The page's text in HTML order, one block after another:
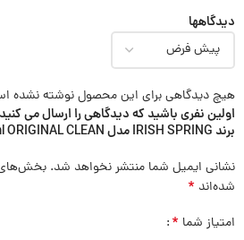
دیدگاهها
هیچ دیدگاهی برای این محصول نوشته نشده
اولین نفری باشید که دیدگاهی را ارسال می
برند IRISH SPRING مدل 591ml ORIGINAL CLEAN”
نشانی ایمیل شما منتشر نخواهد شد. بخش‌های
شده‌اند *
امتیاز شما *